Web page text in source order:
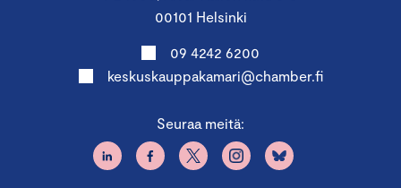
00101 Helsinki
09 4242 6200
keskuskauppakamari@chamber.fi
Seuraa meitä: